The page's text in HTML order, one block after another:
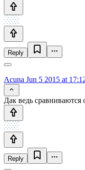
Reply
Acuna Jun 5 2015 at
Дак ведь
Reply